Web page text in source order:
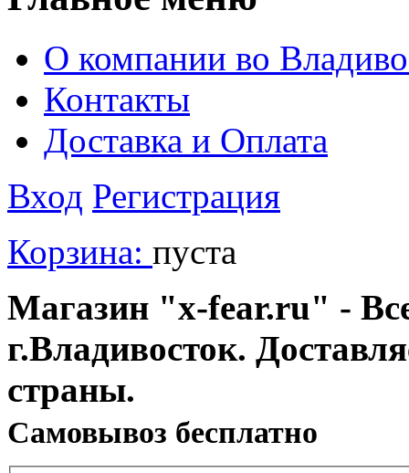
О компании во
Контакты
Доставка и Оплата
Вход Регистрация
Корзина: пуста
Магазин "x-fear.ru" -
г.Владивосток.
страны.
Cамовывоз бесплатно